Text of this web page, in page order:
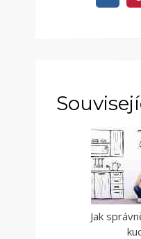
Jak